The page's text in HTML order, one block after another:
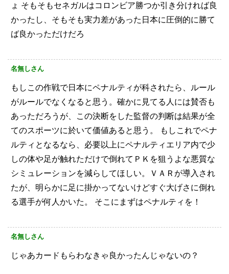
ょ そもそもセネガルはコロンビア勝つか引き分ければ良
かったし、そもそも実力差があった日本に圧倒的に勝て
ば良かっただけだろ
名無しさん
もしこの作戦で日本にペナルティが科されたら、ルール
がルールでなくなると思う。確かに見てる人には賛否も
あっただろうが、この決断をした監督の判断は結果が全
てのスポーツに於いて価値あると思う。
もしこれでペナ
ルティとなるなら、必要以上にペナルティエリア内で少
しの体や足が触れただけで倒れてＰＫを狙うよな悪質な
シミュレーションを減らしてほしい。ＶＡＲが導入され
たが、明らかに足に掛かってないけどすぐ大げさに倒れ
る選手が何人かいた。
そこにまずはペナルティを！
名無しさん
じゃあカードもらわなきゃ良かったんじゃないの？